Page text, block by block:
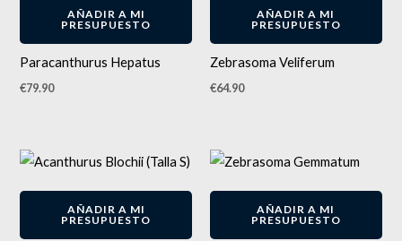
AÑADIR A MI
PRESUPUESTO
Paracanthurus Hepatus
€79.90
AÑADIR A MI
PRESUPUESTO
Zebrasoma Veliferum
€64.90
AÑADIR A MI
PRESUPUESTO
AÑADIR A MI
PRESUPUESTO